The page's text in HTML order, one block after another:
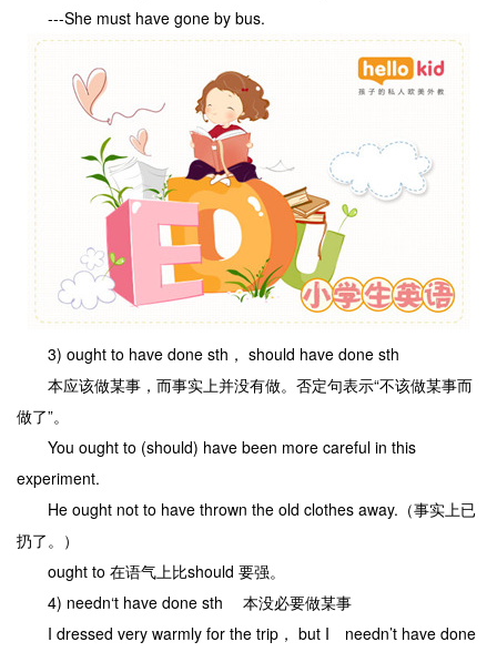
---She must have gone by bus.
3) ought to have done sth， should have done sth
本应该做某事，而事实上并没有做。否定句表示“不该做某事而
做了”。
You ought to (should) have been more careful in this
experiment.
He ought not to have thrown the old clothes away.（事实上已
扔了。）
ought to 在语气上比should 要强。
4) needn‘t have done sth 本没必要做某事
I dressed very warmly for the trip， but I needn’t have done